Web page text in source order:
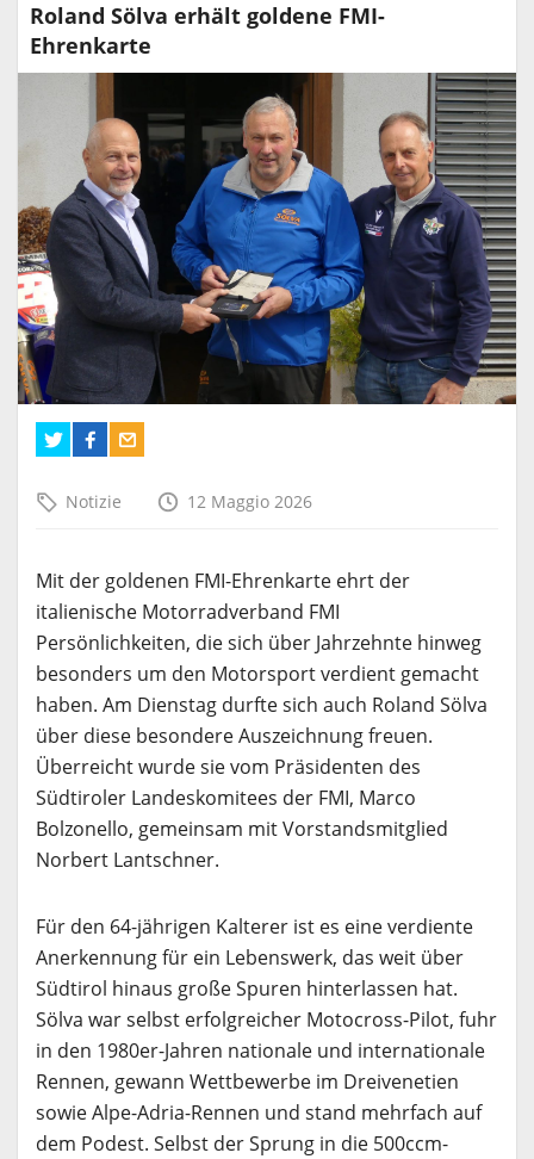
Roland Sölva erhält goldene FMI-
Ehrenkarte
Notizie 12 Maggio 2026
Mit der goldenen FMI-Ehrenkarte ehrt der
italienische Motorradverband FMI
Persönlichkeiten, die sich über Jahrzehnte hinweg
besonders um den Motorsport verdient gemacht
haben. Am Dienstag durfte sich auch Roland Sölva
über diese besondere Auszeichnung freuen.
Überreicht wurde sie vom Präsidenten des
Südtiroler Landeskomitees der FMI, Marco
Bolzonello, gemeinsam mit Vorstandsmitglied
Norbert Lantschner.
Für den 64-jährigen Kalterer ist es eine verdiente
Anerkennung für ein Lebenswerk, das weit über
Südtirol hinaus große Spuren hinterlassen hat.
Sölva war selbst erfolgreicher Motocross-Pilot, fuhr
in den 1980er-Jahren nationale und internationale
Rennen, gewann Wettbewerbe im Dreivenetien
sowie Alpe-Adria-Rennen und stand mehrfach auf
dem Podest. Selbst der Sprung in die 500ccm-